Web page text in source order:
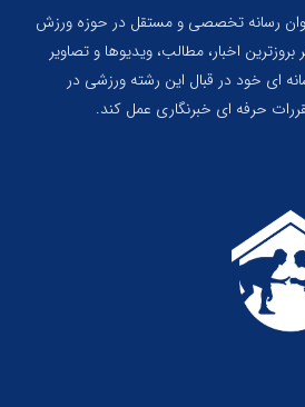
رسانه تخصصی و مستقل در حوزه ورزش
اخبار، مطالب، ویدیوها و تصاویر
ای خود در قبال این رشته ورزشی در
حرفه ای خبرنگاری عمل کند.